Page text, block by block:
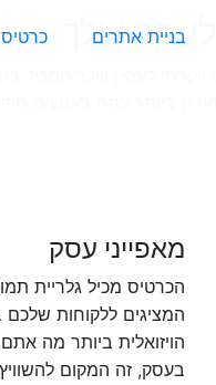
שלך
בניית אתרים
מאפייני עסק
הכרטיס מכיל גלריית
המציגים ללקוחות שלכם
הויזואלית ביותר מה
בעסק, זה המקום